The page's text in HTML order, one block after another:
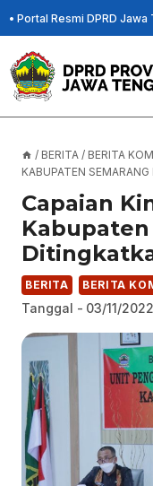
Skip
to
content
• Portal Resmi DPRD Jawa
/ BERITA / BERITA
KABUPATEN
Capaian
BERITA BERITA
Tanggal - 03/11/2022